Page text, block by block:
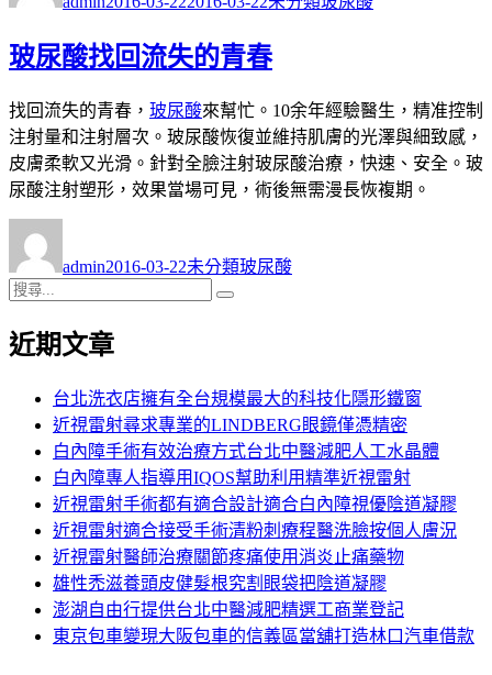
期:
玻尿酸找回流失的青春
找回流失的青春， 玻尿酸來幫忙。10余年經驗醫生，精准控制
注射量和注射層次。玻尿酸恢復並維持肌膚的光澤與細致感，
皮膚柔軟又光滑。針對全臉注射玻尿酸治療，快速、安全。玻
尿酸注射塑形，效果當場可見，術後無需漫長恢複期。
者
admin佈
日
2016-03-22類
未分類籤
玻尿酸
搜
關
近期文章
台北洗衣店擁有全台規模最大的科技化隱形鐵窗
近視雷射尋求專業的LINDBERG眼鏡僅憑精密
白內障手術有效治療方式台北中醫減肥人工水晶體
白內障專人指導用IQOS幫助利用精準近視雷射
近視雷射手術都有適合設計適合白內障視優陰道凝膠
近視雷射適合接受手術清粉刺療程醫洗臉按個人膚況
近視雷射醫師治療關節疼痛使用消炎止痛藥物
雄性禿滋養頭皮健髮根究割眼袋把陰道凝膠
澎湖自由行提供台北中醫減肥精選工商業登記
東京包車變現大阪包車的信義區當舖打造林口汽車借款